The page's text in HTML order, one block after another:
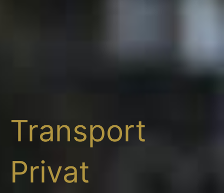
Transport
Privat